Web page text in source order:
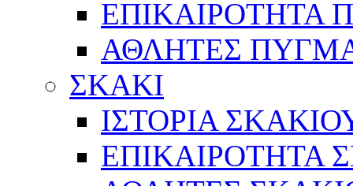
ΕΠΙΚΑΙΡΟΤΗΤΑ
ΑΘΛΗΤΕΣ
ΣΚΑΚΙ
ΙΣΤΟΡΙΑ
ΕΠΙΚΑΙΡΟΤΗΤΑ